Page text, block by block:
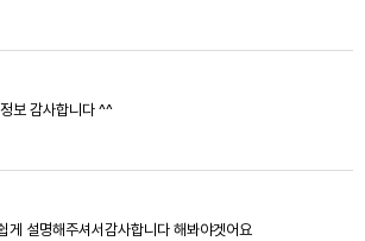
보 감사합니다 ^^
게 설명해주셔서감사합니다 해봐야겟어요